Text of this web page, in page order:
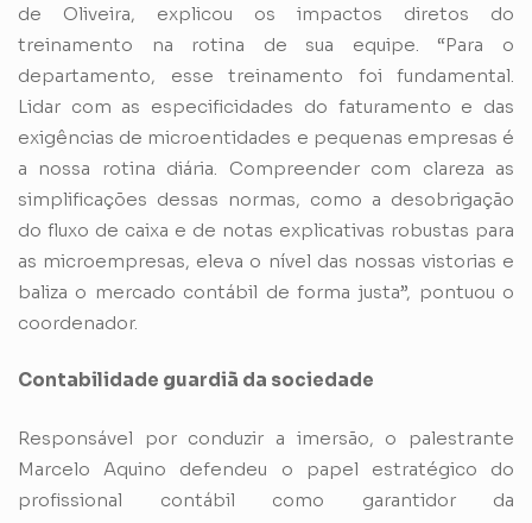
de Oliveira, explicou os impactos diretos do
treinamento na rotina de sua equipe. “Para o
departamento, esse treinamento foi fundamental.
Lidar com as especificidades do faturamento e das
exigências de microentidades e pequenas empresas é
a nossa rotina diária. Compreender com clareza as
simplificações dessas normas, como a desobrigação
do fluxo de caixa e de notas explicativas robustas para
as microempresas, eleva o nível das nossas vistorias e
baliza o mercado contábil de forma justa”, pontuou o
coordenador.
Contabilidade guardiã da sociedade
Responsável por conduzir a imersão, o palestrante
Marcelo Aquino defendeu o papel estratégico do
profissional contábil como garantidor da